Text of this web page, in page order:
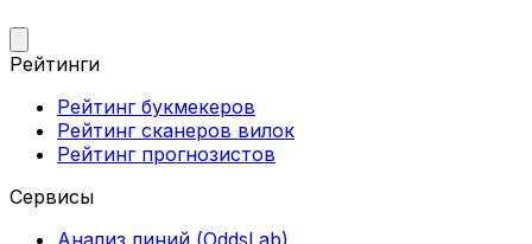
Рейтинги
Рейтинг букмекеров
Рейтинг сканеров вилок
Рейтинг прогнозистов
Сервисы